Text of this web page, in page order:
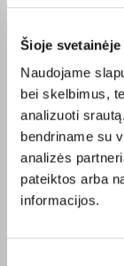
Šioje
Naudojame
bei skelbimus,
analizuoti
bendriname su
analizės
pateiktos arba
informacijos.
pasiūlymus ir
informaciją ir
ir apgalvotą
Palyginkite
DUK